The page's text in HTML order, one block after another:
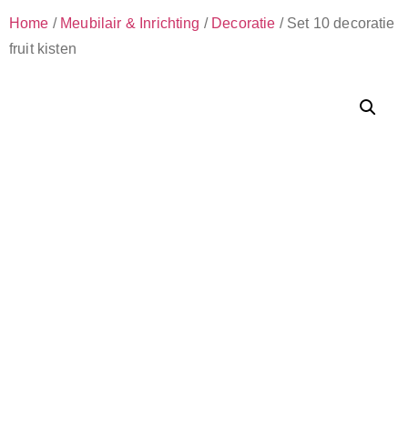
Home / Meubilair & Inrichting / Decoratie / Set 10 decoratie
fruit kisten